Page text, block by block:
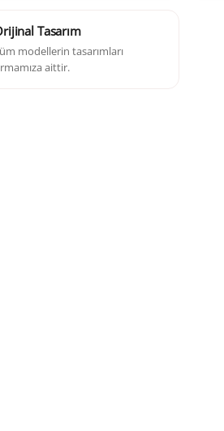
Tasarım
modellerin tasarımları
aittir.